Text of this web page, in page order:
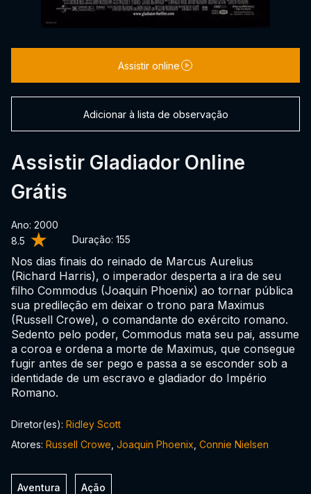
8.5 Duração: 155
Assistir Gladiador Online
Grátis
Ano: 2000
Nos dias finais do reinado de Marcus Aurelius
(Richard Harris), o imperador desperta a ira de seu
filho Commodus (Joaquin Phoenix) ao tornar pública
sua predileção em deixar o trono para Maximus
(Russell Crowe), o comandante do exército romano.
Sedento pelo poder, Commodus mata seu pai, assume
a coroa e ordena a morte de Maximus, que consegue
fugir antes de ser pego e passa a se esconder sob a
identidade de um escravo e gladiador do Império
Romano.
Assistir online
Adicionar à lista de observação
Diretor(es): Ridley Scott
Atores: Russell Crowe Joaquin Phoenix Connie Nielsen
Aventura Ação